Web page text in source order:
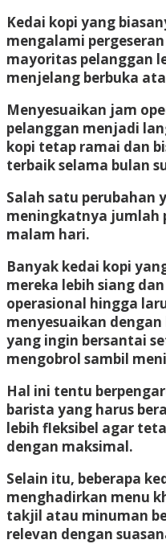
Kedai kopi yang
mengalami
mayoritas pelanggan
menjelang berbuka
Menyesuaikan jam
pelanggan menjadi
kopi tetap ramai dan
terbaik selama bulan
Salah satu perubahan
meningkatnya jumlah
malam hari.
Banyak kedai kopi
mereka lebih siang
operasional hingga
menyesuaikan
yang ingin bersantai
mengobrol sambil
Hal ini tentu
barista yang harus
lebih fleksibel agar
dengan maksimal.
Selain itu, beberapa
menghadirkan menu
takjil atau minuman
relevan dengan